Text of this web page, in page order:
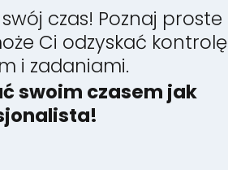
czas! Poznaj proste
Ci odzyskać kontrolę
i zadaniami.
swoim czasem jak